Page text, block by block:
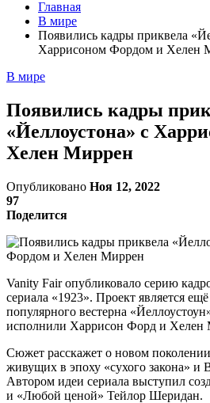
Главная
В мире
Появились кадры приквела
Харрисоном Фордом и Хелен
В мире
Появились кадры
«Йеллоустона» с
Хелен Миррен
Опубликовано Ноя 12, 2022
97
Поделится
Vanity Fair опубликовало серию
сериала «1923». Проект является
популярного вестерна
исполнили Харрисон Форд и Хелен
Сюжет расскажет о новом
живущих в эпоху «сухого закона» и
Автором идеи сериала выступил
и «Любой ценой» Тейлор Шеридан.